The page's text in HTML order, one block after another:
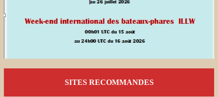
SITES RECOMMANDES